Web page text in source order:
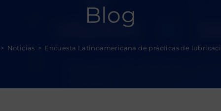
Blog
> Noticias > Encuesta Latinoamericana de prácticas de